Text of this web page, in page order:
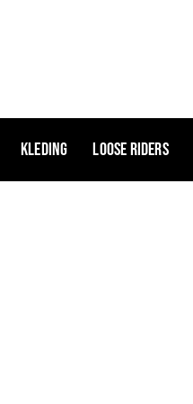
Kleding Loose riders